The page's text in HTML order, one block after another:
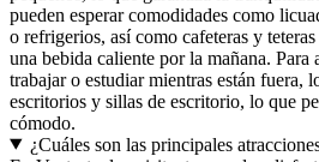
pueden esperar comodidades como
o refrigerios, así como cafeteras y
una bebida caliente por la mañana. Para
trabajar o estudiar mientras están fuera,
escritorios y sillas de escritorio, lo que
cómodo.
¿Cuáles son las principales